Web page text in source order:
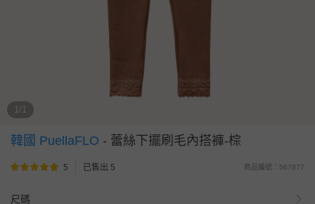
1/1
韓國 PuellaFLO - 蕾絲下擺刷毛內搭褲-棕
5 已售出 5 商品編號：567877
尺碼